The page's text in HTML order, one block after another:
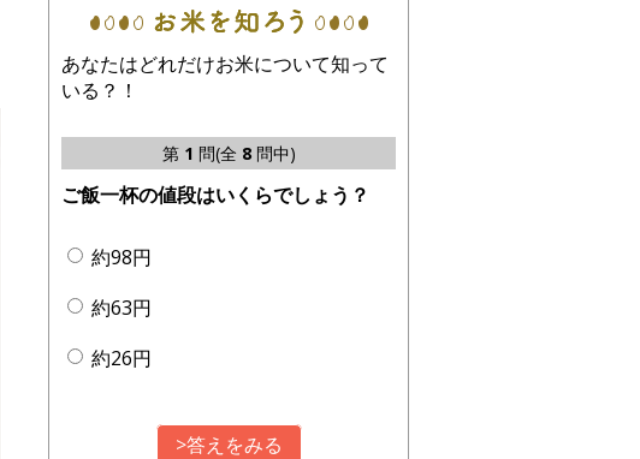
あなたはどれだけお米について知って
いる？！
第 1 問(全 8問中)
ご飯一杯の値段はいくらでしょう？
約98円
約63円
約26円
>答えをみる